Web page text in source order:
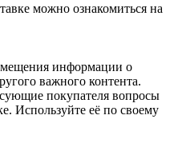
можно ознакомиться на
информации о
важного контента.
покупателя вопросы
Используйте её по своему